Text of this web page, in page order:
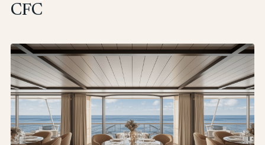
CFC